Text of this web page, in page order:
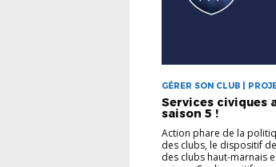
GÉRER SON CLUB |
Services civiques
saison 5 !
Action phare de la
des clubs, le dispositif
des clubs haut-marnais